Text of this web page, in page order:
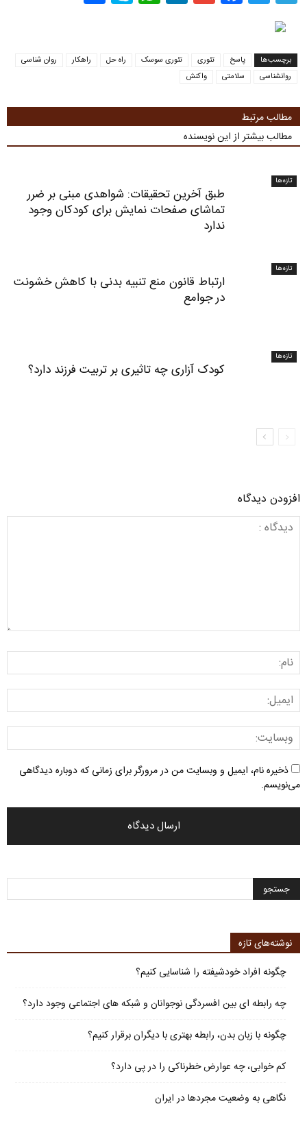
برچسب‌ها پاسخ تئوری تئوری سوسک راه حل راهکار
روان شناسی
روانشناسی
سلامتی واکنش
مطالب مرتبط
مطالب بیشتر از این نویسنده
تازه‌ها
طبق آخرین تحقیقات: شواهدی مبنی بر ضرر
تماشای صفحات نمایش برای کودکان وجود
ندارد
تازه‌ها
ارتباط قانون منع تنبیه بدنی با کاهش خشونت
در جوامع
تازه‌ها
کودک آزاری چه تاثیری بر تربیت فرزند دارد؟
افزودن دیدگاه
ذخیره نام، ایمیل و وبسایت من در مرورگر برای زمانی که دوباره دیدگاهی
می‌نویسم.
نوشته‌های تازه
چگونه افراد خودشیفته را شناسایی کنیم؟
چه رابطه ای بین افسردگی نوجوانان و شبکه های اجتماعی وجود دارد؟
چگونه با زبان بدن، رابطه بهتری با دیگران برقرار کنیم؟
کم خوابی، چه عوارض خطرناکی را در پی دارد؟
نگاهی به وضعیت مجردها در ایران